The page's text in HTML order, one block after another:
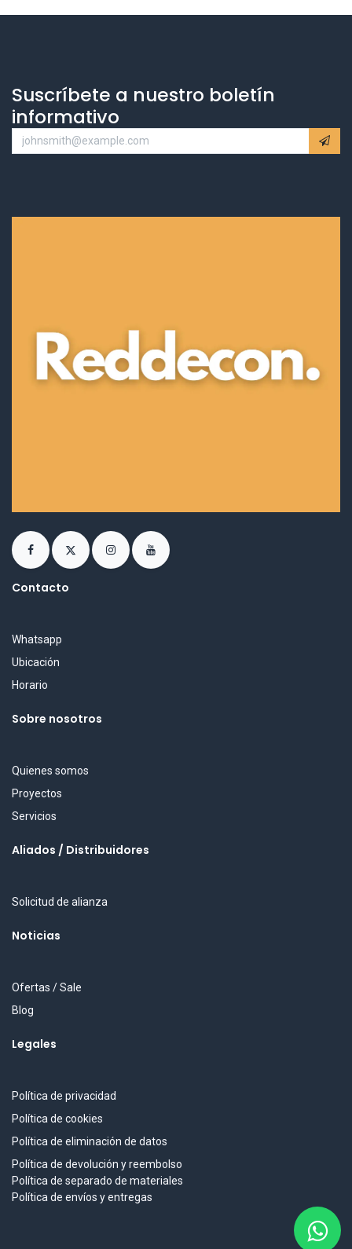
Suscríbete a nuestro boletín
informativo
Contacto
Whatsapp
Ubicación
Horario
Sobre nosotros
Quienes somos
Proyectos
Servicios
Aliados / Distribuidores
Solicitud de alianza
Noticias
Ofertas / Sale
Blog
Legales
Política de privacidad
Política de cookies
Política de eliminación de datos
Política de devolución y reembolso
Política de separado de materiales
Política de envíos y entregas